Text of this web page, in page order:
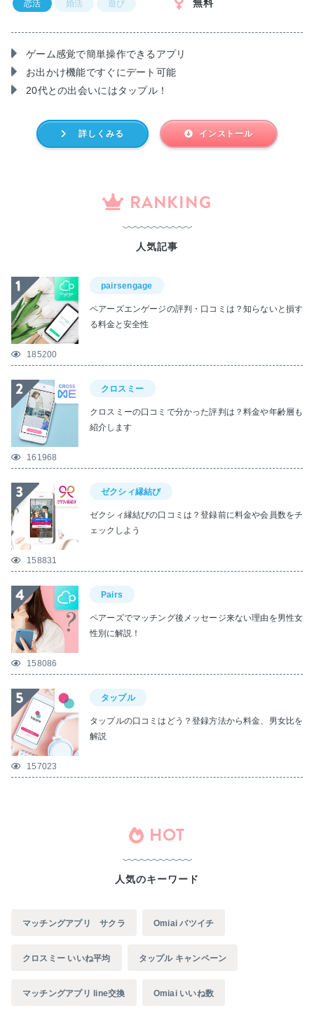
ゲーム感覚で簡単操作できるアプリ
お出かけ機能ですぐにデート可能
20代との出会いにはタップル！
恋活 婚活 遊び 無料
詳しくみる インストール
RANKING
人気記事
185200
pairsengage
ペアーズエンゲージの評判・口コミは？知らないと損す
る料金と安全性
161968
クロスミー
クロスミーの口コミで分かった評判は？料金や年齢層も
紹介します
158831
ゼクシィ縁結び
ゼクシィ縁結びの口コミは？登録前に料金や会員数をチ
ェックしよう
158086
Pairs
ペアーズでマッチング後メッセージ来ない理由を男性女
性別に解説！
157023
タップル
タップルの口コミはどう？登録方法から料金、男女比を
解説
HOT
人気のキーワード
マッチングアプリ サクラ Omiai バツイチ
クロスミー いいね平均 タップル キャンペーン
マッチングアプリ line交換 Omiai いいね数